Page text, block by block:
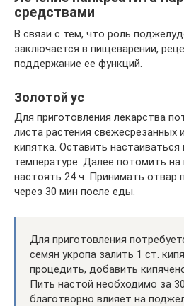
средствами
В связи с тем, что роль
заключается в пищеварении,
поддержание ее функций.
Золотой ус
Для приготовления лекарства
листа растения свежесрезанных
кипятка. Оставить
температуре. Далее потомить
настоять 24 ч. Принимать отвар
через 30 мин после еды.
Для приготовления
семян укропа залить 1 ст.
процедить, добавить
Пить настой необходимо за
благотворно влияет на